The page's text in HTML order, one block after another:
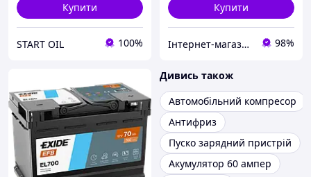
Купити
START OIL 100%
Купити
Інтернет-магазин «АвтоДруг» 98%
Дивись також
Автомобільний компресор
Антифриз
Пуско зарядний пристрій
Акумулятор 60 ампер